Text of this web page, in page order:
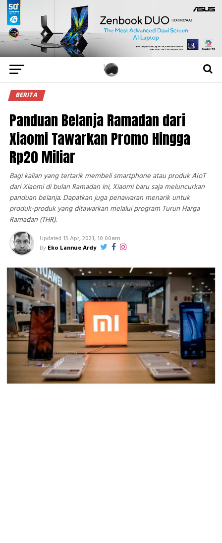
BERITA
Panduan Belanja Ramadan dari
Xiaomi Tawarkan Promo Hingga
Rp20 Miliar
Bagi kalian yang tertarik membeli smartphone atau produk AIoT
dari Xiaomi di bulan Ramadan ini, Xiaomi baru saja meluncurkan
panduan belanja. Dapatkan juga penawaran menarik untuk
produk-produk yang ditawarkan melalui program Turun Harga
Ramadan (THR).
Updated 15 Apr, 2021, 10:00am
By Eko Lannue Ardy